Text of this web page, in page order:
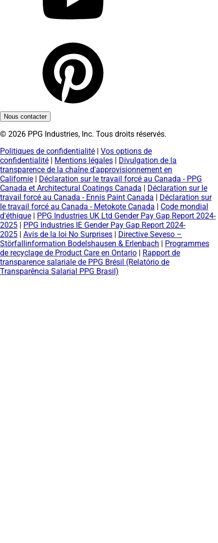
Nous contacter
© 2026 PPG Industries, Inc. Tous droits réservés.
Politiques de confidentialité | Vos options de
confidentialité | Mentions légales | Divulgation de la
transparence de la chaîne d'approvisionnement en
Californie | Déclaration sur le travail forcé au Canada - PPG
Canada et Architectural Coatings Canada | Déclaration sur le
travail forcé au Canada - Ennis Paint Canada | Déclaration sur
le travail forcé au Canada - Metokote Canada | Code mondial
d'éthique | PPG Industries UK Ltd Gender Pay Gap Report 2024-
2025 | PPG Industries IE Gender Pay Gap Report 2024-
2025 | Avis de la loi No Surprises | Directive Seveso –
Störfallinformation Bodelshausen & Erlenbach | Programmes
de recyclage de Product Care en Ontario | Rapport de
transparence salariale de PPG Brésil (Relatório de
Transparência Salarial PPG Brasil)